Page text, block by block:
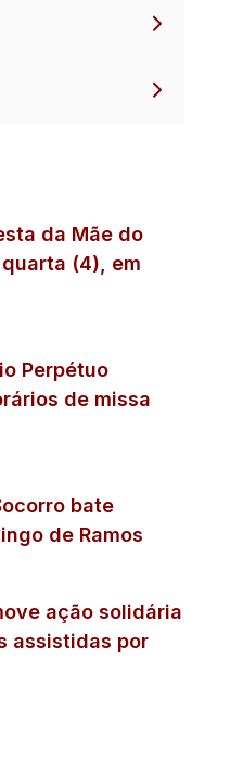
da Mãe do
(4), em
Perpétuo
de missa
bate
de Ramos
ação solidária
assistidas por